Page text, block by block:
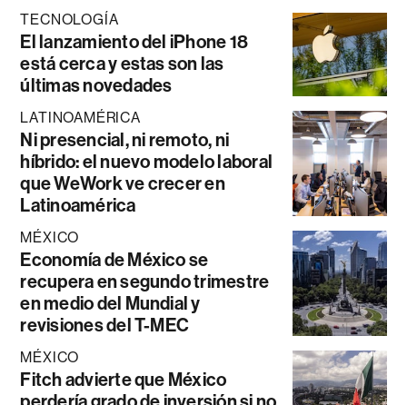
TECNOLOGÍA
El lanzamiento del iPhone 18
está cerca y estas son las
últimas novedades
LATINOAMÉRICA
Ni presencial, ni remoto, ni
híbrido: el nuevo modelo laboral
que WeWork ve crecer en
Latinoamérica
MÉXICO
Economía de México se
recupera en segundo trimestre
en medio del Mundial y
revisiones del T-MEC
MÉXICO
Fitch advierte que México